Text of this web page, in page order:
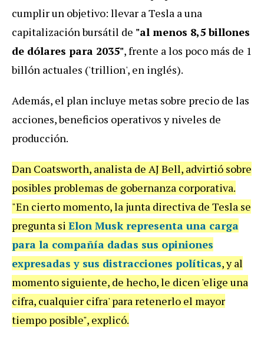
cumplir un objetivo: llevar a Tesla a una
capitalización bursátil de "al menos 8,5 billones
de dólares para 2035", frente a los poco más de 1
billón actuales ('trillion', en inglés).
Además, el plan incluye metas sobre precio de las
acciones, beneficios operativos y niveles de
producción.
Dan Coatsworth, analista de AJ Bell, advirtió sobre
posibles problemas de gobernanza corporativa.
"En cierto momento, la junta directiva de Tesla se
pregunta si Elon Musk representa una carga
para la compañía dadas sus opiniones
expresadas y sus distracciones políticas, y al
momento siguiente, de hecho, le dicen 'elige una
cifra, cualquier cifra' para retenerlo el mayor
tiempo posible", explicó.